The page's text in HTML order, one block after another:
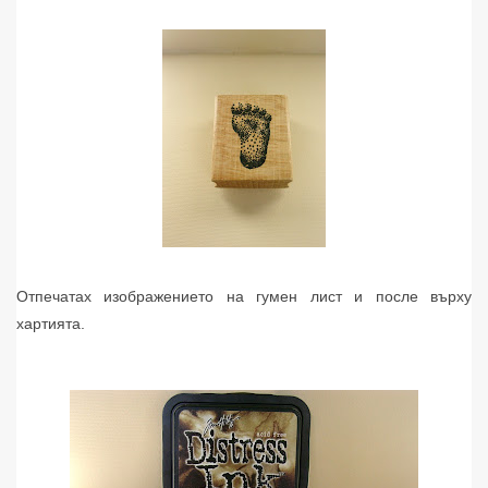
Отпечатах изображението на гумен лист и после върху
хартията.